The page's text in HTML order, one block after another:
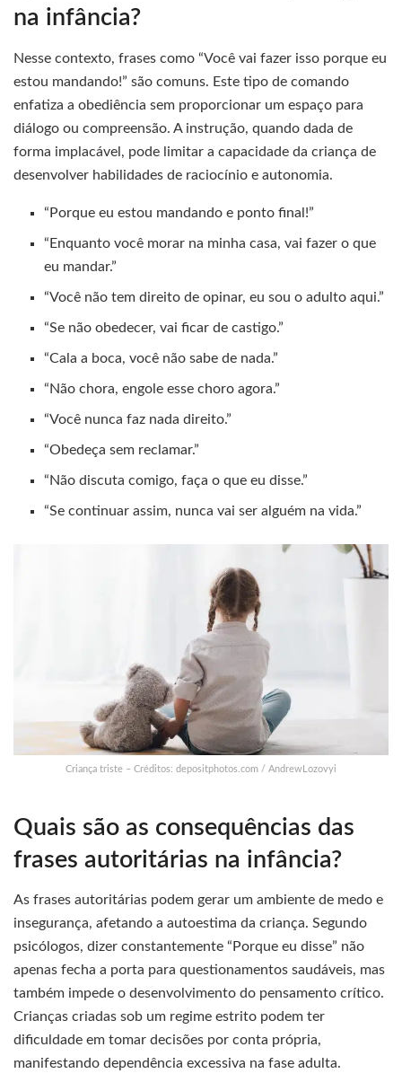
na infância?
Nesse contexto, frases como “Você vai fazer isso porque eu
estou mandando!” são comuns. Este tipo de comando
enfatiza a obediência sem proporcionar um espaço para
diálogo ou compreensão. A instrução, quando dada de
forma implacável, pode limitar a capacidade da criança de
desenvolver habilidades de raciocínio e autonomia.
“Porque eu estou mandando e ponto final!”
“Enquanto você morar na minha casa, vai fazer o que
eu mandar.”
“Você não tem direito de opinar, eu sou o adulto aqui.”
“Se não obedecer, vai ficar de castigo.”
“Cala a boca, você não sabe de nada.”
“Não chora, engole esse choro agora.”
“Você nunca faz nada direito.”
“Obedeça sem reclamar.”
“Não discuta comigo, faça o que eu disse.”
“Se continuar assim, nunca vai ser alguém na vida.”
Criança triste – Créditos: depositphotos.com / AndrewLozovyi
Quais são as consequências das
frases autoritárias na infância?
As frases autoritárias podem gerar um ambiente de medo e
insegurança, afetando a autoestima da criança. Segundo
psicólogos, dizer constantemente “Porque eu disse” não
apenas fecha a porta para questionamentos saudáveis, mas
também impede o desenvolvimento do pensamento crítico.
Crianças criadas sob um regime estrito podem ter
dificuldade em tomar decisões por conta própria,
manifestando dependência excessiva na fase adulta.